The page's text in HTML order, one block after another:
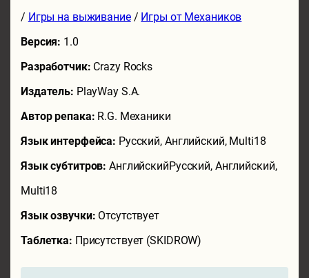
/ Игры на выживание/ Игры от Механиков
Версия: 1.0
Разработчик: Crazy Rocks
Издатель: PlayWay S.A.
Автор репака: R.G. Механики
Язык интерфейса: Русский, Английский, Multi18
Язык субтитров:АнглийскийРусский, Английский,
Multi18
Язык озвучки: Отсутствует
Таблетка: Присутствует (SKIDROW)